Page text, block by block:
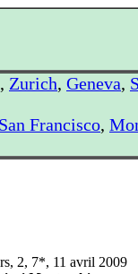
, Zurich, Geneva,
San Francisco,
2, 7*, 11 avril 2009